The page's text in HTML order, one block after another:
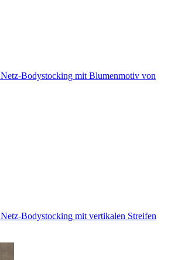
Netz-Bodystocking mit Blumenmotiv von
Netz-Bodystocking mit vertikalen Streifen